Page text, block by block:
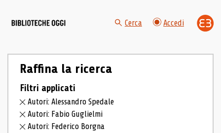
Cerca Accedi
Raffina la ricerca
Filtri applicati
Autori: Alessandro Spedale
Autori: Fabio Guglielmi
Autori: Federico Borgna